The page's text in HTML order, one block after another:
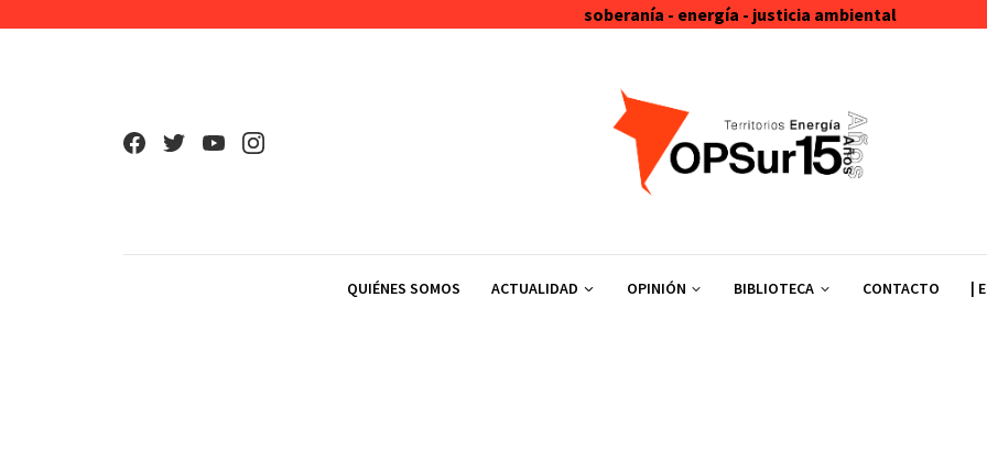
soberanía - energía - justicia ambiental
QUIÉNES SOMOS ACTUALIDAD OPINIÓN BIBLIOTECA CONTACTO |